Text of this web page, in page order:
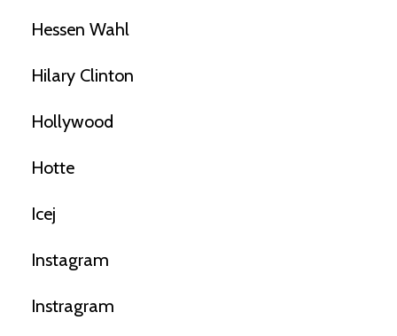
Hessen Wahl
Hilary Clinton
Hollywood
Hotte
Icej
Instagram
Instragram